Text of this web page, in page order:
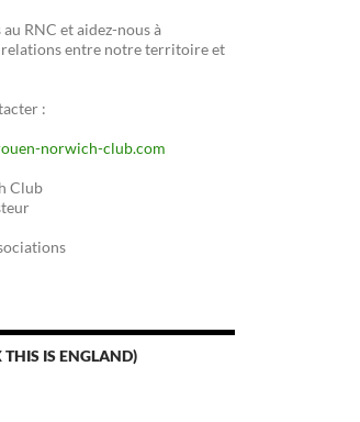
RNC et aidez-nous à
relations entre notre territoire et
:
norwich-club.com
Club
THIS IS ENGLAND)